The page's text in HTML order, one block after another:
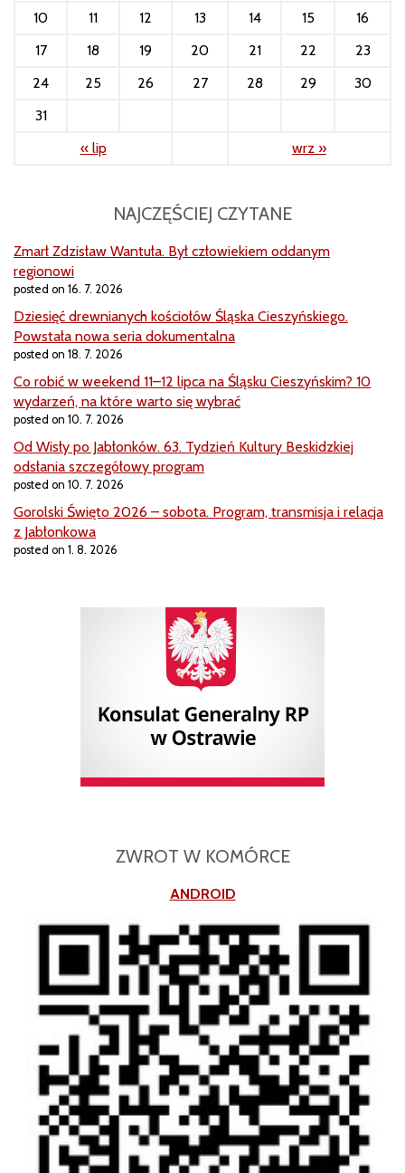
10
11 12 13 14 15
16
17
18 19 20 21 22
23
24
25 26 27 28 29
30
31
« lip
wrz »
NAJCZĘŚCIEJ CZYTANE
Zmarł Zdzisław Wantuła. Był człowiekiem oddanym
regionowi
posted on 16. 7. 2026
Dziesięć drewnianych kościołów Śląska Cieszyńskiego.
Powstała nowa seria dokumentalna
posted on 18. 7. 2026
Co robić w weekend 11–12 lipca na Śląsku Cieszyńskim? 10
wydarzeń, na które warto się wybrać
posted on 10. 7. 2026
Od Wisły po Jabłonków. 63. Tydzień Kultury Beskidzkiej
odsłania szczegółowy program
posted on 10. 7. 2026
Gorolski Święto 2026 – sobota. Program, transmisja i relacja
z Jabłonkowa
posted on 1. 8. 2026
ZWROT W KOMÓRCE
ANDROID